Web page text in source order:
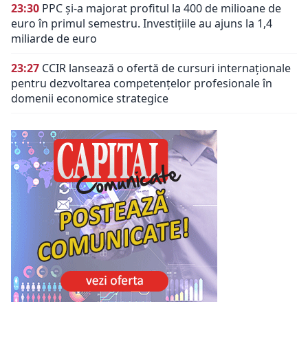
23:30 PPC și-a majorat profitul la 400 de milioane de
euro în primul semestru. Investițiile au ajuns la 1,4
miliarde de euro
23:27 CCIR lansează o ofertă de cursuri internaționale
pentru dezvoltarea competențelor profesionale în
domenii economice strategice